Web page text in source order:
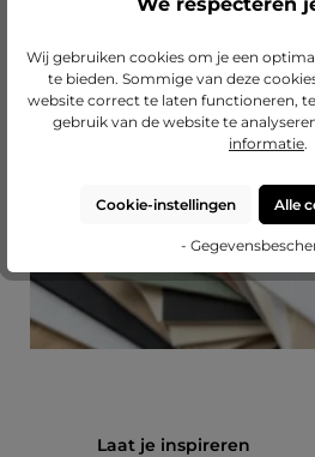
Verfraai je lijst met een
partout van Mijn
Productgalerij overslaan
Laat je inspireren
Wij gebruiken cookies om je een
te bieden. Sommige van deze
website correct te laten functioneren,
gebruik van de website te
informatie.
Cookie-instellingen Alle
-